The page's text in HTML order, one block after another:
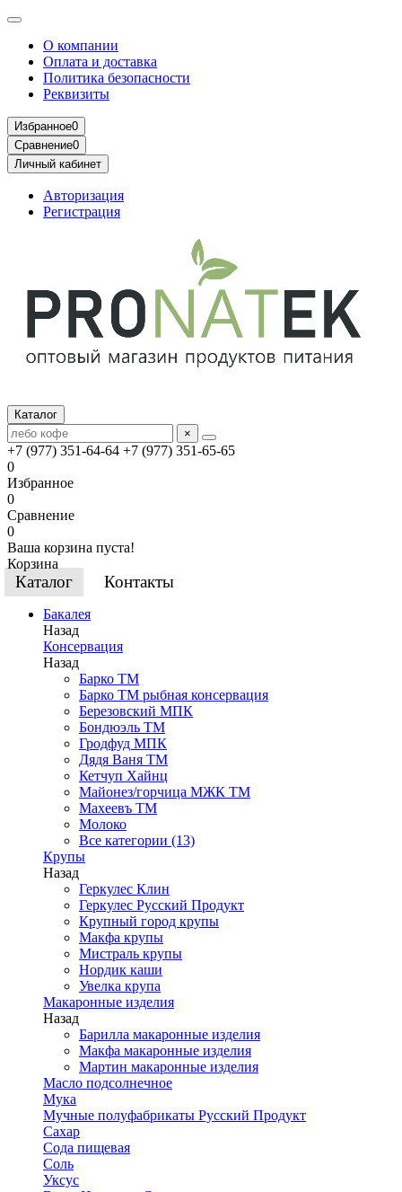
О компании
Оплата и доставка
Политика безопасности
Реквизиты
Избранное0
Сравнение0
Личный кабинет
Авторизация
Регистрация
Каталог
×
+7 (977) 351-64-64 +7 (977) 351-65-65
0
Избранное
0
Сравнение
0
Ваша корзина пуста!
Корзина
Каталог Контакты
Бакалея
Назад
Консервация
Назад
Барко ТМ
Барко ТМ рыбная консервация
Березовский МПК
Бондюэль ТМ
Гродфуд МПК
Дядя Ваня ТМ
Кетчуп Хайнц
Майонез/горчица МЖК ТМ
Махеевъ ТМ
Молоко
Все категории (13)
Крупы
Назад
Геркулес Клин
Геркулес Русский Продукт
Крупный город крупы
Макфа крупы
Мистраль крупы
Нордик каши
Увелка крупа
Макаронные изделия
Назад
Барилла макаронные изделия
Макфа макаронные изделия
Мартин макаронные изделия
Масло подсолнечное
Мука
Мучные полуфабрикаты Русский Продукт
Сахар
Сода пищевая
Соль
Уксус